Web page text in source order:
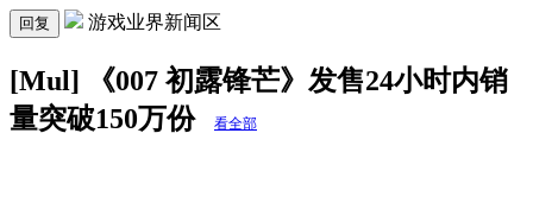
回复 游戏业界新闻区
[Mul] 《007 初露锋芒》发售24小时内销
量突破150万份
看全部